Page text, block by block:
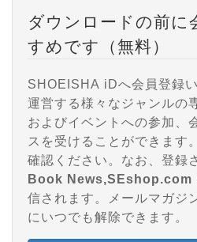
ダウンロードの前に
すめです（無料）
SHOEISHA iDへ会員登録
運営する様々なジャンルの
およびイベントへの参加、
確認ください。なお、登録
Book News,SEshop.com
信されます。メールマガジ
にいつでも解除できます。